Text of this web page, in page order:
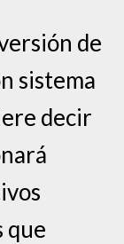
de
sistema
decir
que